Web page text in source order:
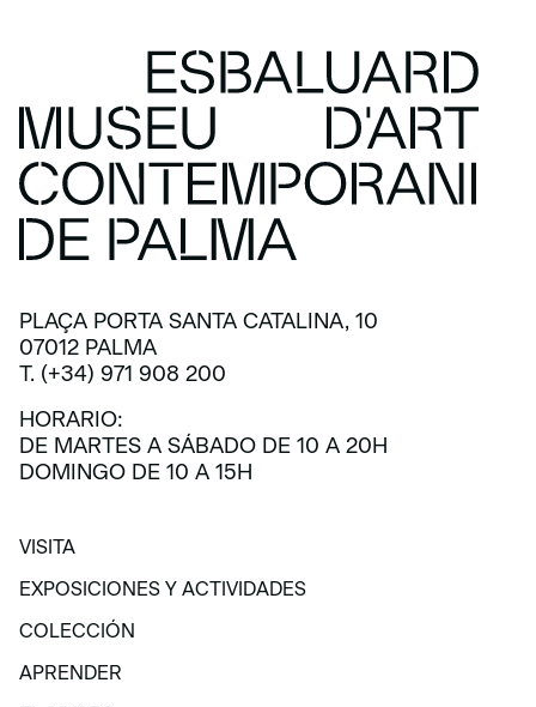
PLAÇA PORTA SANTA CATALINA, 10
07012 PALMA
T. (+34) 971 908 200
HORARIO:
DE MARTES A SÁBADO DE 10 A 20H
DOMINGO DE 10 A 15H
VISITA
VISITA
EXPOSICIONES Y ACTIVIDADES
EXPOSICIONES Y ACTIVIDADES
COLECCIÓN
COLECCIÓN
APRENDER
APRENDER